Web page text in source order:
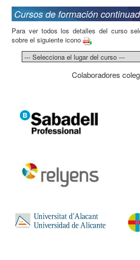
Cursos de formación
Para ver todos los detalles del curso
sobre el siguiente icono
Colaboradores